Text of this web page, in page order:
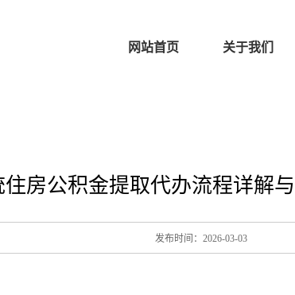
网站首页 关于我们
房公积金提取代办流程详解
发布时间：2026-03-03